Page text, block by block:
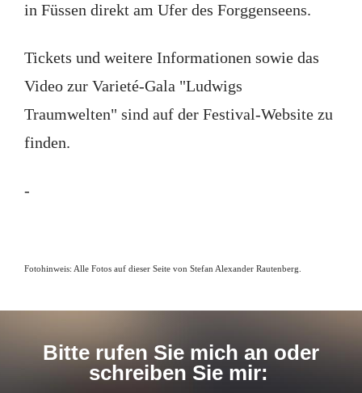
in Füssen direkt am Ufer des Forggenseens.
Tickets und weitere Informationen sowie das
Video zur Varieté-Gala "Ludwigs
Traumwelten" sind auf der Festival-Website zu
finden.
-
Fotohinweis: Alle Fotos auf dieser Seite von Stefan Alexander Rautenberg.
Bitte rufen Sie mich an oder
schreiben Sie mir: